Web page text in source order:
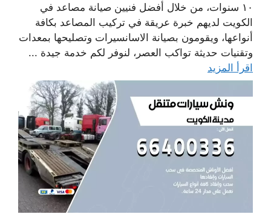
١٠ سنوات، من خلال أفضل فنيين صيانة مصاعد في
الكويت لديهم خبرة عريقة في تركيب المصاعد بكافة
أنواعها، ويقومون بصيانة الاسانسيرات وتصليحها بمعدات
وتقنيات حديثة تواكب العصر، لنوفر لكم خدمة جيدة ...
اقرأ المزيد